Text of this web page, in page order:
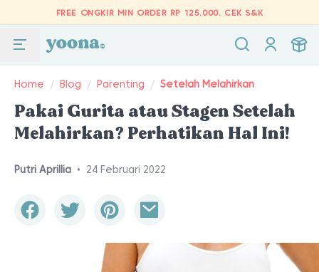
FREE ONGKIR MIN ORDER RP 125.000. CEK S&K
Home / Blog / Parenting / Setelah Melahirkan
Pakai Gurita atau Stagen Setelah
Melahirkan? Perhatikan Hal Ini!
Putri Aprillia • 24 Februari 2022